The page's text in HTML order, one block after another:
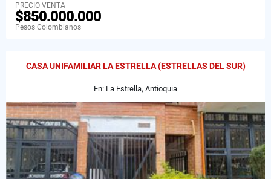
PRECIO VENTA
$850.000.000
Pesos Colombianos
CASA UNIFAMILIAR LA ESTRELLA (ESTRELLAS DEL SUR)
En: La Estrella, Antioquia